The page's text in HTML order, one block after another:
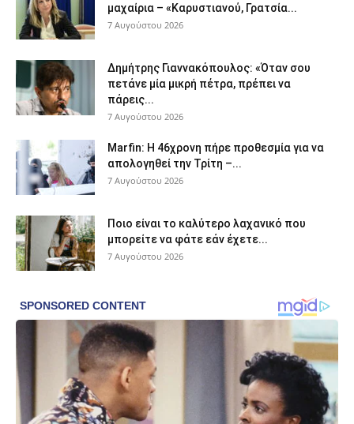
μαχαίρια – «Καρυστιανού, Γρατσία...
7 Αυγούστου 2026
Δημήτρης Γιαννακόπουλος: «Όταν σου
πετάνε μία μικρή πέτρα, πρέπει να
πάρεις...
7 Αυγούστου 2026
Marfin: Η 46χρονη πήρε προθεσμία για να
απολογηθεί την Τρίτη –...
7 Αυγούστου 2026
Ποιο είναι το καλύτερο λαχανικό που
μπορείτε να φάτε εάν έχετε...
7 Αυγούστου 2026